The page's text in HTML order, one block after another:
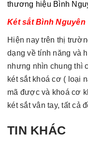
thương hiệu Bình
Két sắt Bình Nguyên
Hiện nay trên thị
dạng về tính năng và
nhưng nhìn chung thì
két sắt khoá cơ ( loại
mã được và khoá cơ
két sắt vân tay, tất cả
TIN KHÁC